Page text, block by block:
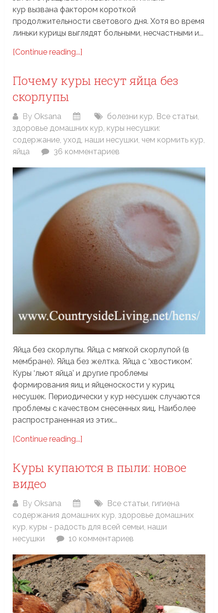
кур вызвана фактором короткой
продолжительности светового дня. Хотя во время
линьки курицы выглядят больными, несчастными и...
[Continue reading...]
Почему куры несут яйца без
скорлупы
By Oksana болезни кур, Все статьи,
здоровье домашних кур, куры несушки:
содержание, уход, наши несушки, чем кормить кур,
яйца
36 комментариев
Яйца без скорлупы. Яйца с мягкой скорлупой (в
мембране). Яйца без желтка. Яйца с ‘хвостиком’.
Куры ‘льют яйца’ и другие проблемы
формирования яиц и яйценоскости у куриц
несушек. Периодически у кур несушек случаются
проблемы с качеством снесенных яиц. Наиболее
распространенная из этих...
[Continue reading...]
Куры купаются в пыли: новое
видео
By Oksana Все статьи гигиена
содержания домашних кур ,здоровье домашних
кур куры - радость для всей семьи наши
несушки
10 комментариев